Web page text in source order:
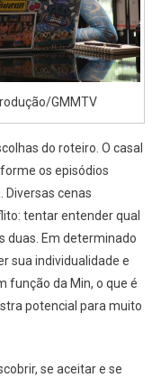
GMMTV
do roteiro. O casal
os episódios
Diversas cenas
tentar entender qual
duas. Em determinado
sua individualidade e
função da Min, o que é
potencial para muito
se aceitar e se